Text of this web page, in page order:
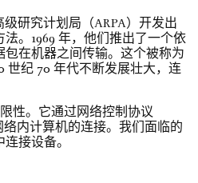
研究计划局（ARPA）开发出
。1969 年，他们推出了一个依
在机器之间传输。这个被称为
世纪 70 年代不断发展壮大，连
性。它通过网络控制协议
络内计算机的连接。我们面临的
接设备。